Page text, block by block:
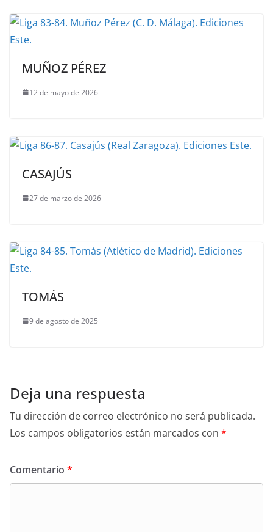
MUÑOZ PÉREZ
12 de mayo de 2026
CASAJÚS
27 de marzo de 2026
TOMÁS
9 de agosto de 2025
Deja una respuesta
Tu dirección de correo electrónico no será publicada.
Los campos obligatorios están marcados con *
Comentario *